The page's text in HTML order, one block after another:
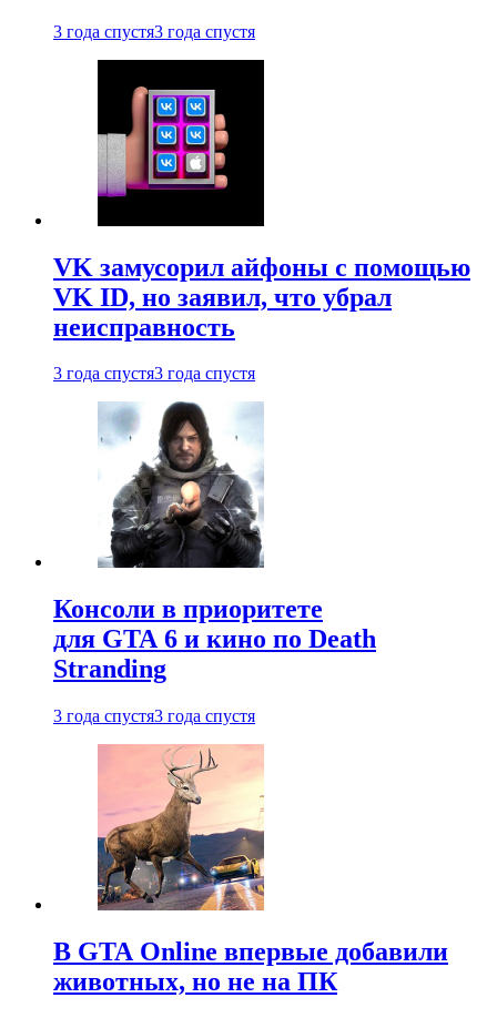
3 года спустя3 года спустя
VK замусорил айфоны с помощью
VK ID, но заявил, что убрал
неисправность
3 года спустя3 года спустя
Консоли в приоритете
для GTA 6 и кино по Death
Stranding
3 года спустя3 года спустя
В GTA Online впервые добавили
животных, но не на ПК